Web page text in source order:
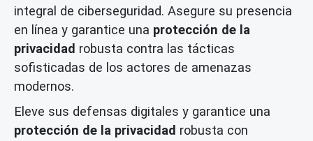
integral de ciberseguridad. Asegure su presencia
en línea y garantice una protección de la
privacidad robusta contra las tácticas
sofisticadas de los actores de amenazas
modernos.
Eleve sus defensas digitales y garantice una
protección de la privacidad robusta con